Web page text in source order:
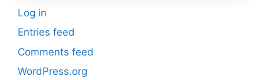
Log in
Entries feed
Comments feed
WordPress.org